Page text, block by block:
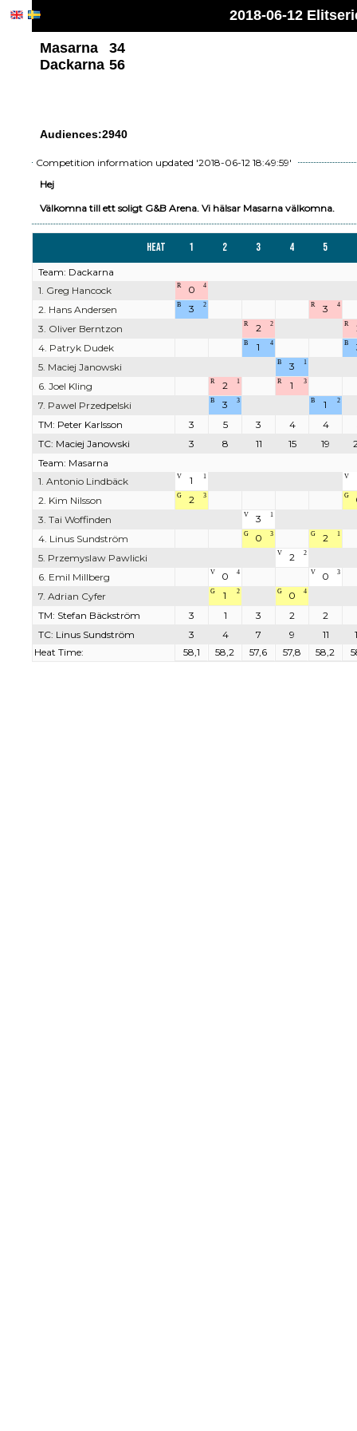
2018-06-12
Masarna
34
Dackarna 56
Audiences:2940
Competition information updated '2018-06-12 18:49:59'
Hej
Välkomna till ett soligt G&B Arena. Vi hälsar Masarna välkomna.
Heat 1 2 3 4 5
Team: Dackarna
1. Greg Hancock
R 0 4
2. Hans Andersen B 3 2 R 3 4
3. Oliver Berntzon R 2 2 R
4. Patryk Dudek
B 1 4 B
5. Maciej Janowski
B 3 1
6. Joel Kling R 2 1 R 1 3
7. Pawel Przedpelski B 3 3 B 1 2
TM: Peter Karlsson 3 5 3 4 4
TC: Maciej Janowski
3 8 11 15 19
Team: Masarna
1. Antonio Lindbäck
V 1 1 V
2. Kim Nilsson G 2 3 G
3. Tai Woffinden
V 3 1
4. Linus Sundström G 0 3 G 2 1
5. Przemyslaw Pawlicki V 2 2
6. Emil Millberg V 0 4 V 0 3
7. Adrian Cyfer G 1 2 G 0 4
TM: Stefan Bäckström 3 1 3 2
2
TC: Linus Sundström
3 4 7 9 11
Heat Time:
58,1 58,2 57,6 57,8 58,2